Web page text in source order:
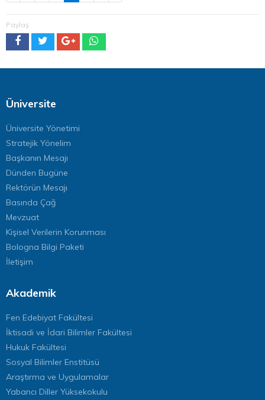
Paylaş
Üniversite
Üniversite Yönetimi
Stratejik Yönelim
Başkanın Mesajı
Dünden Bugüne
Rektörün Mesajı
Basında Çağ
Mevzuat
Kişisel Verilerin Korunması
Bologna Bilgi Paketi
İletişim
Akademik
Fen Edebiyat Fakültesi
İktisadi ve İdari Bilimler Fakültesi
Hukuk Fakültesi
Sosyal Bilimler Enstitüsü
Araştırma ve Uygulamalar
Yabancı Diller Yüksekokulu